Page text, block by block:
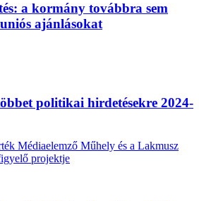
a kormány továbbra sem
ajánlásokat
politikai hirdetésekre 2024-
Médiaelemző Műhely és a Lakmusz
projektje